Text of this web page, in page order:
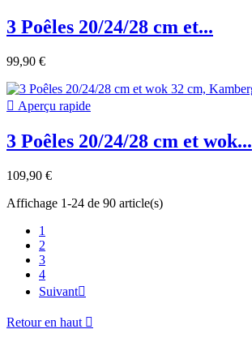
3 Poêles 20/24/28 cm et...
99,90 €
 Aperçu rapide
3 Poêles 20/24/28 cm et wok...
109,90 €
Affichage 1-24 de 90 article(s)
1
2
3
4
Suivant
Retour en haut 